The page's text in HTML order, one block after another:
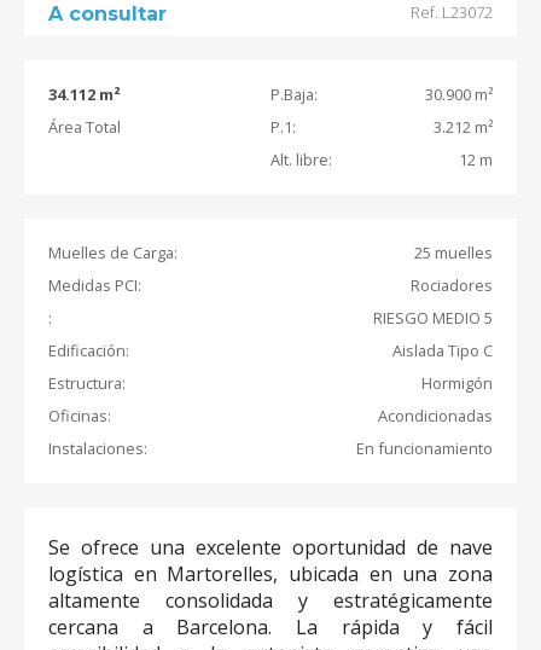
Ref. L23072
A consultar
34.112 m²
Área Total
P.Baja:
30.900 m²
P.1:
3.212 m²
Alt. libre:
12 m
Muelles de Carga:
25 muelles
Medidas PCI:
Rociadores
:
RIESGO MEDIO 5
Edificación:
Aislada Tipo C
Estructura:
Hormigón
Oficinas:
Acondicionadas
Instalaciones:
En funcionamiento
Se ofrece una excelente oportunidad de nave
logística en Martorelles, ubicada en una zona
altamente consolidada y estratégicamente
cercana a Barcelona. La rápida y fácil